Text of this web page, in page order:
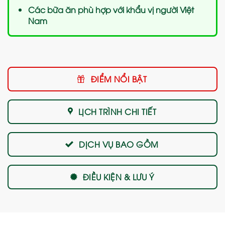
Các bữa ăn phù hợp với khẩu vị người Việt
Nam
ĐIỂM NỔI BẬT
LỊCH TRÌNH CHI TIẾT
DỊCH VỤ BAO GỒM
ĐIỀU KIỆN & LƯU Ý